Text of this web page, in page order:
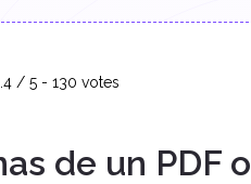
/ 5- 130 votes
de un PDF o